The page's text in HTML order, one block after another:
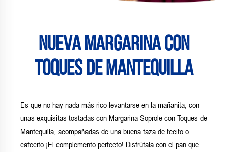
Nueva Margarina con
Toques de Mantequilla
Es que no hay nada más rico levantarse en la mañanita, con
unas exquisitas tostadas con Margarina Soprole con Toques de
Mantequilla, acompañadas de una buena taza de tecito o
cafecito ¡El complemento perfecto! Disfrútala con el pan que